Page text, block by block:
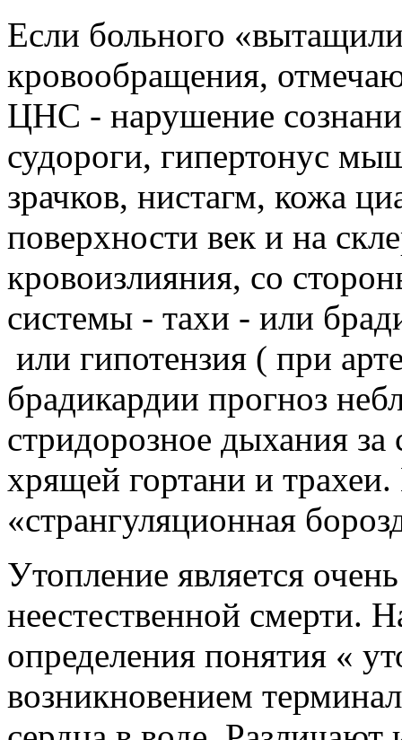
Если больного
кровообращения,
ЦНС - нарушение
судороги, гипертонус
зрачков, нистагм, кожа
поверхности век и на
кровоизлияния, со
системы - тахи - или
или гипотензия ( при
брадикардии прогноз
стридорозное дыхания
хрящей гортани и
«странгуляционная
Утопление является
неестественной смерти.
определения понятия «
возникновением